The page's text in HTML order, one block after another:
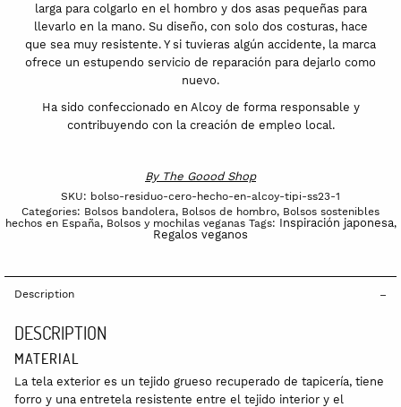
larga para colgarlo en el hombro y dos asas pequeñas para
llevarlo en la mano. Su diseño, con solo dos costuras, hace
que sea muy resistente. Y si tuvieras algún accidente, la marca
ofrece un estupendo servicio de reparación para dejarlo como
nuevo.
Ha sido confeccionado en Alcoy de forma responsable y
contribuyendo con la creación de empleo local.
By The Goood Shop
SKU: bolso-residuo-cero-hecho-en-alcoy-tipi-ss23-1
Categories: Bolsos bandolera, Bolsos de hombro, Bolsos sostenibles
hechos en España, Bolsos y mochilas veganas Tags: Inspiración japonesa,
Regalos veganos
Description
DESCRIPTION
MATERIAL
La tela exterior es un tejido grueso recuperado de tapicería, tiene
forro y una entretela resistente entre el tejido interior y el